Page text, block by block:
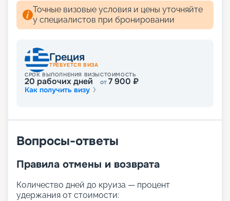
Точные визовые условия и цены уточняйте
у специалистов при бронировании
Греция
ТРЕБУЕТСЯ ВИЗА
СРОК ВЫПОЛНЕНИЯ ВИЗЫ
20 рабочих дней
СТОИМОСТЬ
от7 900 ₽
Как получить визу
Вопросы-ответы
Правила отмены и возврата
Количество дней до круиза — процент
удержания от стоимости: